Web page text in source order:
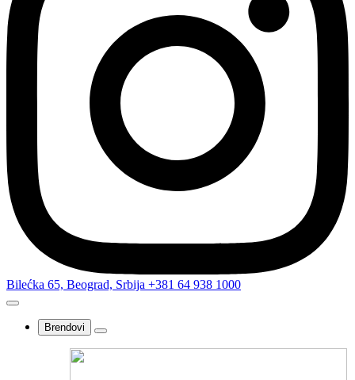
Bilećka 65, Beograd, Srbija +381 64 938 1000
Brendovi